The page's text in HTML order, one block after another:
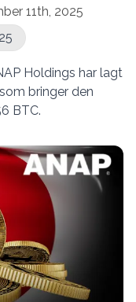
11th, 2025
Holdings har lagt
bringer den
BTC.